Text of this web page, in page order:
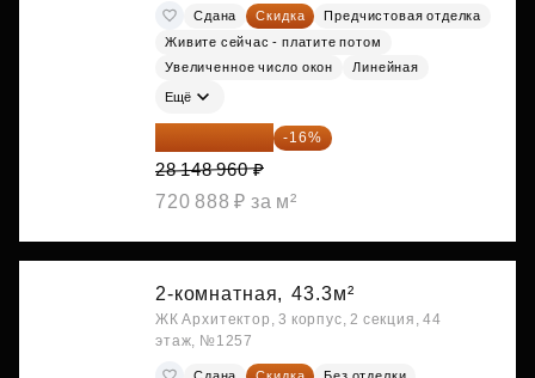
Сдана Скидка
Предчистовая отделка
Живите сейчас - платите потом
Увеличенное число окон
Линейная
Ещё
23 645 126 ₽ -16%
28 148 960 ₽
720 888 ₽ за м²
2-комнатная, 43.3м²
ЖК Архитектор, 3 корпус, 2 секция, 44
этаж, №1257
Сдана Скидка
Без отделки